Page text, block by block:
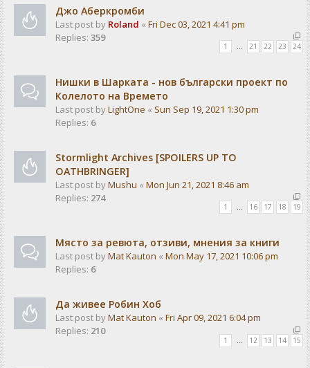
Джо Аберкромби
Last post by Roland « Fri Dec 03, 2021 4:41 pm
Replies: 359
1 … 21 22 23 24
Нишки в Шарката - нов български проект по
Колелото на Времето
Last post byLightOne « Sun Sep 19, 2021 1:30 pm
Replies: 6
Stormlight Archives [SPOILERS UP TO
OATHBRINGER]
Last post byMushu « Mon Jun 21, 2021 8:46 am
Replies: 274
1 … 16 17 18 19
Място за ревюта, отзиви, мнения за книги
Last post byMat Kauton « Mon May 17, 2021 10:06 pm
Replies: 6
Да живее Робин Хоб
Last post byMat Kauton « Fri Apr 09, 2021 6:04 pm
Replies: 210
1 12 13 14 15